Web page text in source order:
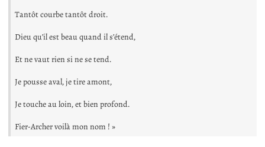
Tantôt courbe tantôt droit.
Dieu qu’il est beau quand il s’étend,
Et ne vaut rien si ne se tend.
Je pousse aval, je tire amont,
Je touche au loin, et bien profond.
Fier-Archer voilà mon nom ! »